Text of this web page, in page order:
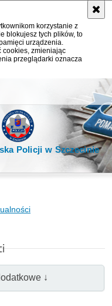
korzystanie z
blokujesz tych plików, to
urządzenia.
cookies, zmieniając
przeglądarki oznacza
Policji w Szczecinie
↓